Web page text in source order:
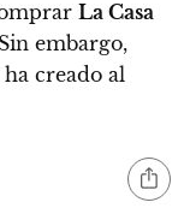
La Casa
Sin embargo,
creado al